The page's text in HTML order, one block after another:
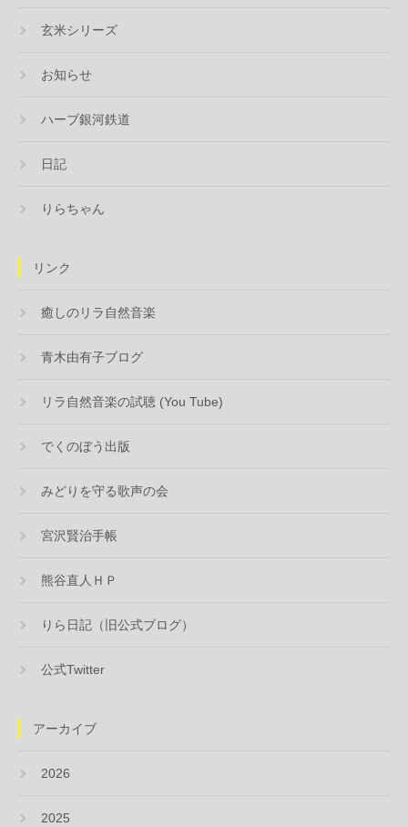
玄米シリーズ
お知らせ
ハーブ銀河鉄道
日記
りらちゃん
リンク
癒しのリラ自然音楽
青木由有子ブログ
リラ自然音楽の試聴 (You Tube)
でくのぼう出版
みどりを守る歌声の会
宮沢賢治手帳
熊谷直人ＨＰ
りら日記（旧公式ブログ）
公式Twitter
アーカイブ
2026
2025